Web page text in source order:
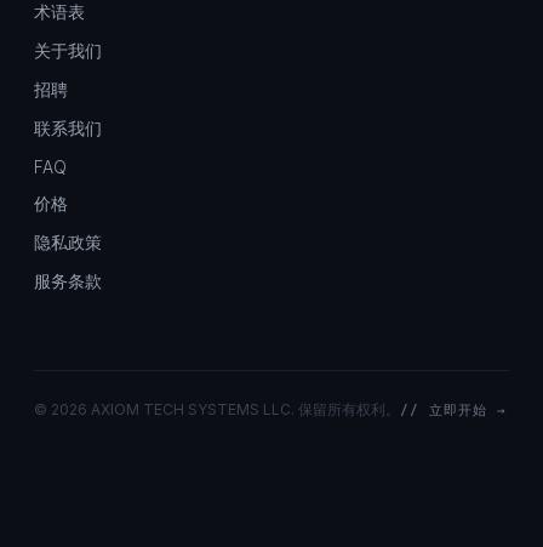
术语表
关于我们
招聘
联系我们
FAQ
价格
隐私政策
服务条款
© 2026 AXIOM TECH SYSTEMS LLC. 保留所有权利。 // 立即开始 →